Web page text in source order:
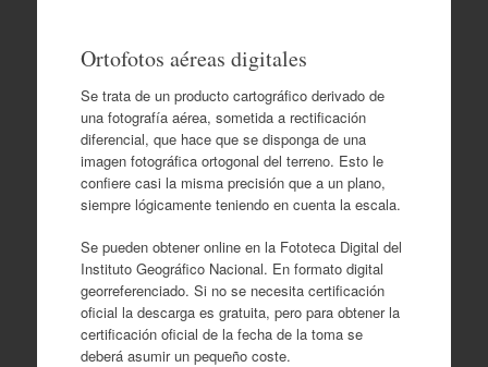
Ortofotos aéreas digitales
Se trata de un producto cartográfico derivado de
una fotografía aérea, sometida a rectificación
diferencial, que hace que se disponga de una
imagen fotográfica ortogonal del terreno. Esto le
confiere casi la misma precisión que a un plano,
siempre lógicamente teniendo en cuenta la escala.
Se pueden obtener online en la Fototeca Digital del
Instituto Geográfico Nacional. En formato digital
georreferenciado. Si no se necesita certificación
oficial la descarga es gratuita, pero para obtener la
certificación oficial de la fecha de la toma se
deberá asumir un pequeño coste.